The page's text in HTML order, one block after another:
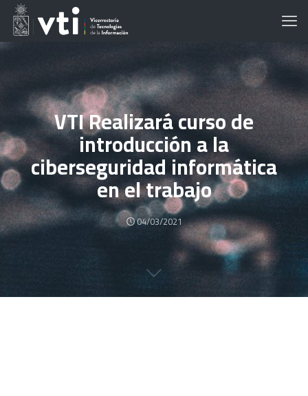
VTI Realizará curso de
introducción a la
ciberseguridad informática
en el trabajo
04/03/2021